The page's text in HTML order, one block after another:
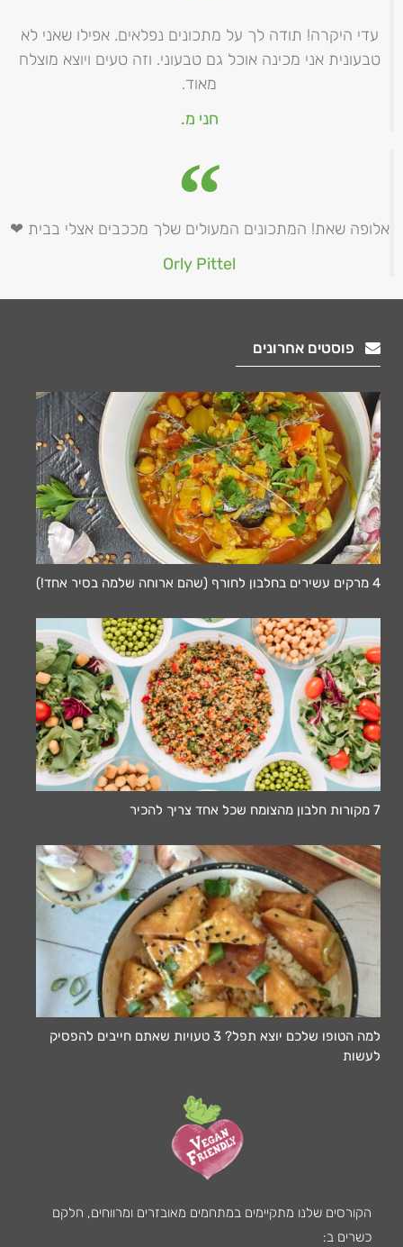
עדי היקרה! תודה לך על מתכונים נפלאים. אפילו שאני לא
טבעונית אני מכינה אוכל גם טבעוני. וזה טעים ויוצא מוצלח
מאוד.
חני מ.
אלופה שאת! המתכונים המעולים שלך מככבים אצלי בבית ❤
Orly Pittel
פוסטים אחרונים
4 מרקים עשירים בחלבון לחורף (שהם ארוחה שלמה בסיר אחד!)
7 מקורות חלבון מהצומח שכל אחד צריך להכיר
למה הטופו שלכם יוצא תפל? 3 טעויות שאתם חייבים להפסיק
לעשות
הקורסים שלנו מתקיימים במתחמים מאובזרים ומרווחים, חלקם
כשרים ב: